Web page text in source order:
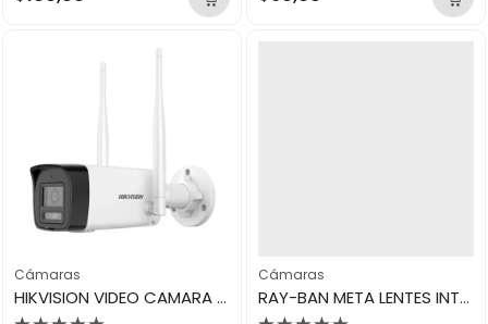
con con
Cámaras
HIKVISION VIDEO CAMARA RED BULLET FIJA WIFI 2MP PARA EXTERIORES DS-2CV1023G2-LIDWF
Cámaras
RAY-BAN META LENTES INTELIGENTES WAYFARER GEN 1 RW4006- 601/7150